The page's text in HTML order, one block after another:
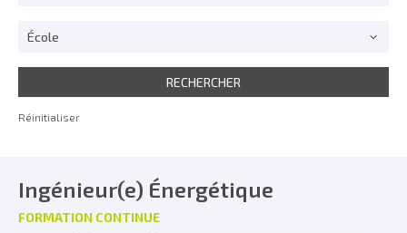
École
Réinitialiser
Ingénieur(e) Énergétique
FORMATION CONTINUE